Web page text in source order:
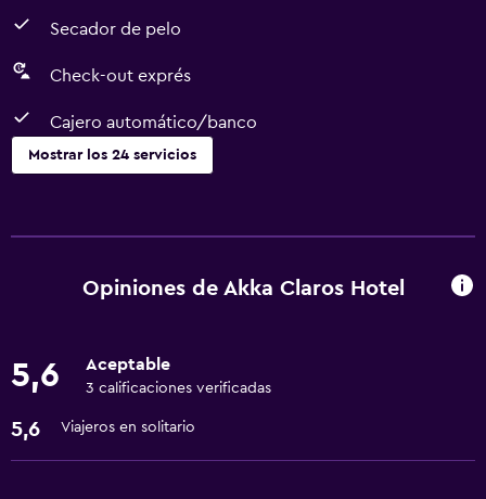
Secador de pelo
Check-out exprés
Cajero automático/banco
Mostrar los 24 servicios
Cajero automático/banco
Instalaciones para reuniones
Opiniones de Akka Claros Hotel
5,6 Aceptable
3 calificaciones verificadas
5,6 Viajeros en solitario